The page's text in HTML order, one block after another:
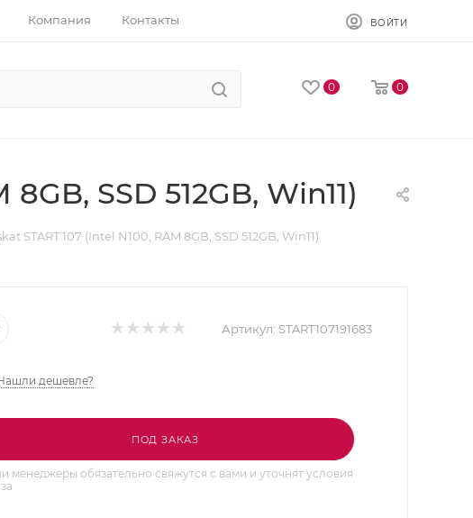
Компания Контакты ВОЙТИ
0 0
SSD 512GB, Win11)
START 107 (Intel N100, RAM 8GB, SSD 512GB, Win11)
Артикул: START107191683
дешевле?
ПОД ЗАКАЗ
менеджеры обязательно свяжутся с вами и уточнят условия